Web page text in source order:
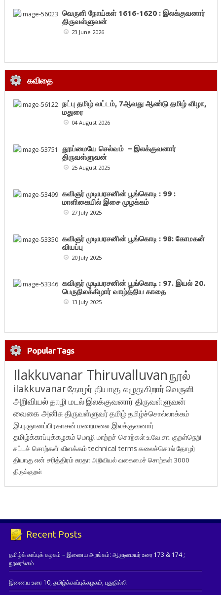
வெருளி நோய்கள் 1616-1620 : இலக்குவனார்
திருவள்ளுவன்
23 June 2026
கவிதை
நட்பு தமிழ் வட்டம், 7ஆவது ஆண்டு தமிழ் விழா,
மதுரை
04 August 2026
தூய்மையே செல்வம் – இலக்குவனார்
திருவள்ளுவன்
25 August 2025
கவிஞர் முடியரசனின் பூங்கொடி : 99 :
மாளிகையில் இசை முழக்கம்
27 July 2025
கவிஞர் முடியரசனின் பூங்கொடி : 98: கோமகன்
வியப்பு
20 July 2025
கவிஞர் முடியரசனின் பூங்கொடி : 97. இயல் 20.
பெருநிலக்கிழார் வாழ்த்திய காதை
13 July 2025
Popular Tags
Ilakkuvanar Thiruvalluvanநூல்
ilakkuvanarதோழர் தியாகு எழுதுகிறார்வெருளி
அறிவியல்தாழி மடல்இலக்குவனார் திருவள்ளுவன்
வைகை அனிசுதிருவள்ளுவர்தமிழ்தமிழ்ச்சொல்லாக்கம்
இ.பு.ஞானப்பிரகாசன் மறைமலை இலக்குவனார்
தமிழ்க்காப்புக்கழகம் மொழி மாற்றச் சொற்கள்உ.வே.சா. குறள்நெறி
சட்டச் சொற்கள் விளக்கம்technical terms கலைச்சொல்தோழர்
தியாகுஎன் சரித்திரம்சுரதாஅறிவியல் வகைமைச் சொற்கள் 3000
திருக்குறள்
Recent Posts
தமிழ்க் காப்புக் கழகம் – இணைய அரங்கம்: ஆளுமையர் உரை 173 & 174 ;
நூலரங்கம்
இணைய உரை 10, தமிழ்க்காப்புக்கழகம், புதுதில்லி